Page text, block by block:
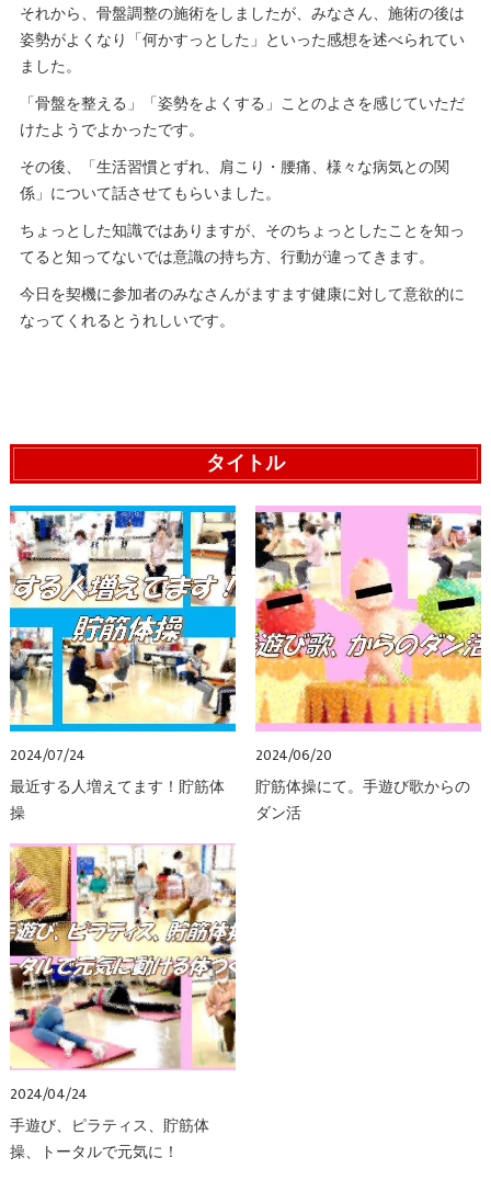
それから、骨盤調整の施術をしましたが、みなさん、施術の後は
姿勢がよくなり「何かすっとした」といった感想を述べられてい
ました。
「骨盤を整える」「姿勢をよくする」ことのよさを感じていただ
けたようでよかったです。
その後、「生活習慣とずれ、肩こり・腰痛、様々な病気との関
係」について話させてもらいました。
ちょっとした知識ではありますが、そのちょっとしたことを知っ
てると知ってないでは意識の持ち方、行動が違ってきます。
今日を契機に参加者のみなさんがますます健康に対して意欲的に
なってくれるとうれしいです。
タイトル
2024/07/24
最近する人増えてます！貯筋体
操
2024/06/20
貯筋体操にて。手遊び歌からの
ダン活
2024/04/24
手遊び、ピラティス、貯筋体
操、トータルで元気に！